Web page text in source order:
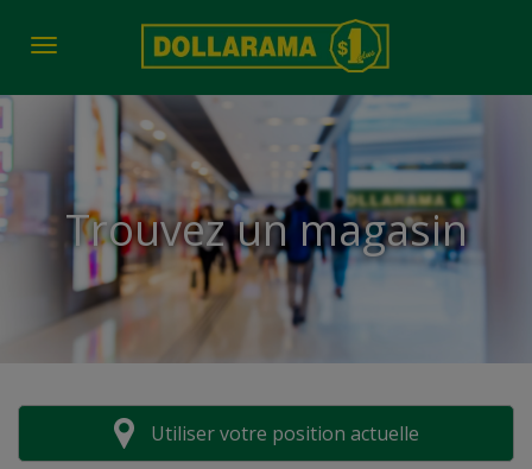
Toggle navigation
Trouvez un magasin
Utiliser votre position actuelle